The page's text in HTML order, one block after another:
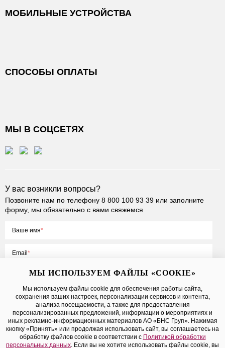
МОБИЛЬНЫЕ УСТРОЙСТВА
СПОСОБЫ ОПЛАТЫ
МЫ В СОЦСЕТЯХ
У вас возникли вопросы?
Позвоните нам по телефону 8 800 100 93 39 или заполните
форму, мы обязательно с вами свяжемся
Ваше имя
Email
Нажимая на кнопку «Отправить», вы принимаете условияПубличной
оферты, даетесогласие на обработку персональных данных
МЫ ИСПОЛЬЗУЕМ ФАЙЛЫ «COOKIE»
Мы используем файлы cookie для обеспечения работы сайта,
сохранения ваших настроек, персонализации сервисов и контента,
анализа посещаемости, а также для предоставления
персонализированных предложений, информации о мероприятиях и
иных рекламно-информационных материалов АО «БНС Груп». Нажимая
кнопку «Принять» или продолжая использовать сайт, вы соглашаетесь на
обработку файлов cookie в соответствии с Политикой обработки
персональных данных. Если вы не хотите использовать файлы cookie, вы